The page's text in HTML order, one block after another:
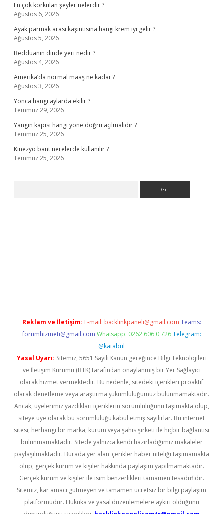
En çok korkulan şeyler nelerdir ?
Ağustos 6, 2026
Ayak parmak arası kaşıntısına hangi krem iyi gelir ?
Ağustos 5, 2026
Bedduanın dinde yeri nedir ?
Ağustos 4, 2026
Amerika’da normal maaş ne kadar ?
Ağustos 3, 2026
Yonca hangi aylarda ekilir ?
Temmuz 29, 2026
Yangın kapısı hangi yöne doğru açılmalıdır ?
Temmuz 25, 2026
Kinezyo bant nerelerde kullanılır ?
Temmuz 25, 2026
Reklam ve İletişim: E-mail: backlinkpaneli@gmail.com Teams:
forumhizmeti@gmail.com Whatsapp: 0262 606 0 726 Telegram:
@karabul
Yasal Uyarı: Sitemiz, 5651 Sayılı Kanun gereğince Bilgi Teknolojileri
ve İletişim Kurumu (BTK) tarafından onaylanmış bir Yer Sağlayıcı
olarak hizmet vermektedir. Bu nedenle, sitedeki içerikleri proaktif
olarak denetleme veya araştırma yükümlülüğümüz bulunmamaktadır.
Ancak, üyelerimiz yazdıkları içeriklerin sorumluluğunu taşımakta olup,
siteye üye olarak bu sorumluluğu kabul etmiş sayılırlar. Bu internet
sitesi, herhangi bir marka, kurum veya şahıs şirketi ile hiçbir bağlantısı
bulunmamaktadır. Sitede yalnızca kendi hazırladığımız makaleler
paylaşılmaktadır. Burada yer alan içerikler haber niteliği taşımamakta
olup, gerçek kurum ve kişiler hakkında paylaşım yapılmamaktadır.
Gerçek kurum ve kişiler ile isim benzerlikleri tamamen tesadüfidir.
Sitemiz, kar amacı gütmeyen ve tamamen ücretsiz bir bilgi paylaşım
platformudur. Hukuka ve yasal düzenlemelere aykırı olduğunu